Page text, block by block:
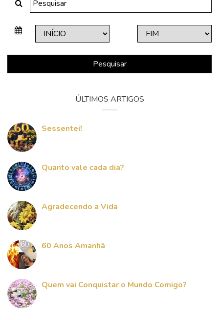
Pesquisar
ÚLTIMOS ARTIGOS
Sessentei!
Quanto vale cada dia?
Agradecendo a Vida
60 Anos Amanhã
Quem vai Conquistar o Mundo Comigo?